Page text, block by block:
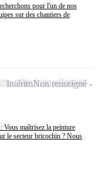
pour l'un de nos
sur des chantiers de
maîtrisez la peinture
le secteur bricochin ? Nous
IntérimNon renseigné
offre à ma sélection